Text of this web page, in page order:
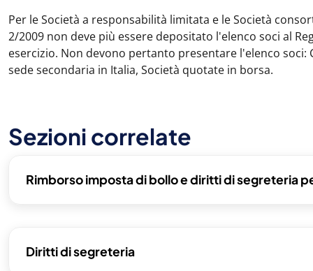
Per le Società a responsabilità limitata e le Società
2/2009 non deve più essere depositato l'elenco soci al
esercizio. Non devono pertanto presentare l'elenco soci:
sede secondaria in Italia, Società quotate in borsa.
Sezioni correlate
Rimborso imposta di bollo e diritti di segreteria
Diritti di segreteria